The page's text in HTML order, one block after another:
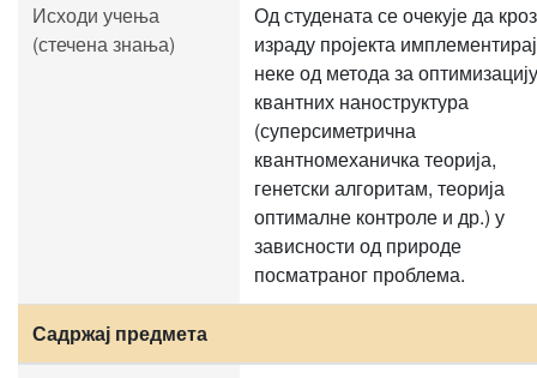
Исходи учења
(стечена знања)
Од студената се очекује да кроз
израду пројекта
неке од метода за оптимизацију
квантних наноструктура
(суперсиметрична
квантномеханичка теорија,
генетски алгоритам, теорија
оптималне контроле и др.) у
зависности од природе
посматраног проблема.
Садржај предмета